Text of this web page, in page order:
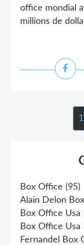
office mondial
millions de
1
Box Office (95)
Alain Delon
Box Office Usa
Box Office Usa
Fernandel Box